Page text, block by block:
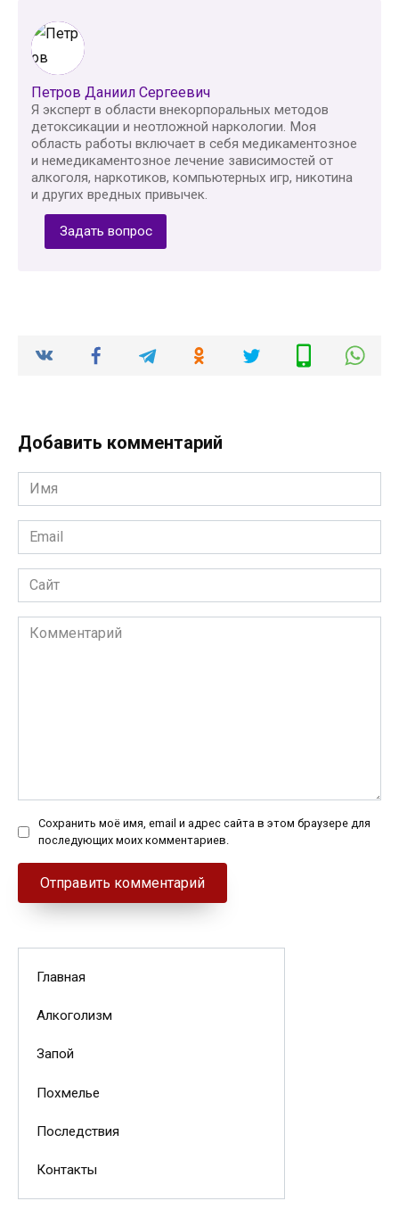
Петров Даниил Сергеевич
Я эксперт в области внекорпоральных методов
детоксикации и неотложной наркологии. Моя
область работы включает в себя медикаментозное
и немедикаментозное лечение зависимостей от
алкоголя, наркотиков, компьютерных игр, никотина
и других вредных привычек.
Задать вопрос
Добавить комментарий
Имя
*
Email
*
Сайт
Комментарий
Сохранить моё имя, email и адрес сайта в этом браузере для
последующих моих комментариев.
Главная
Алкоголизм
Запой
Похмелье
Последствия
Контакты